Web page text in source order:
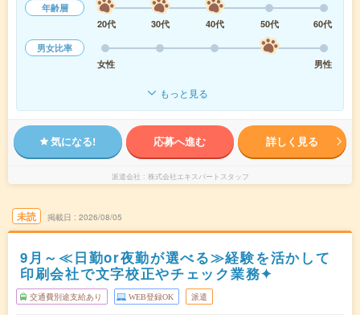
年齢層
20代
30代 40代 50代
60代
男女比率
女性
男性
もっと見る
気になる! 応募へ進む 詳しく見る
派遣会社 株式会社エキスパートスタッフ
未読 掲載日 2026/08/05
9月～≪日勤or夜勤が選べる≫経験を活かして
印刷会社で文字校正やチェック業務✦
交通費別途支給あり WEB登録OK 派遣